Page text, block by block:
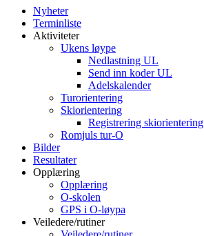
Nyheter
Terminliste
Aktiviteter
Ukens løype
Nedlastning UL
Send inn koder UL
Adelskalender
Turorientering
Skiorientering
Registrering skiorientering
Romjuls tur-O
Bilder
Resultater
Opplæring
Opplæring
O-skolen
GPS i O-løypa
Veiledere/rutiner